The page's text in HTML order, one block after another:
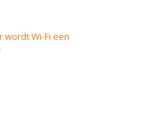
wordt Wi-Fi een